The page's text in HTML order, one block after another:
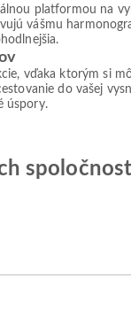
platformou na
vášmu
vďaka ktorým si
do vašej
úspory.